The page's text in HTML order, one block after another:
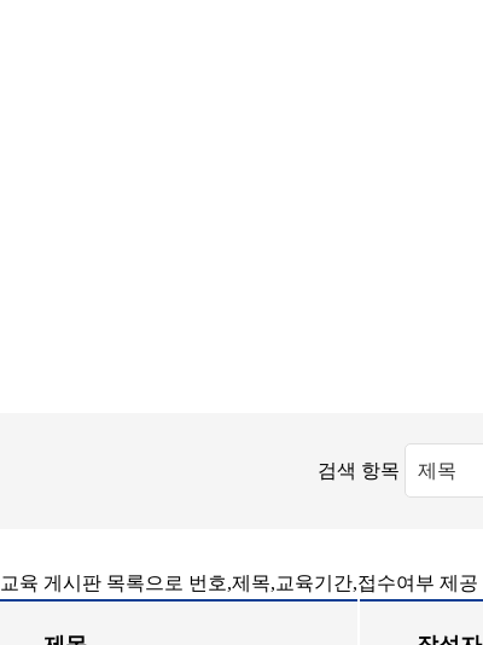
검색 항목
교육 게시판 목록으로 번호,제목,교육기간,접수여부 제공